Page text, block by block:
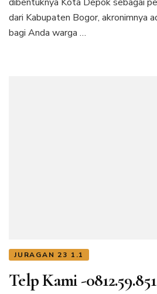
dari Kabupaten Bogor, akronimnya
bagi Anda warga …
JURAGAN 23 1.1
Telp Kami -